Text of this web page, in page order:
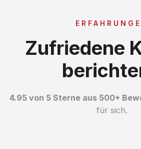
Zufriedene
4.95 von 5 Sterne aus 500+
für sich.